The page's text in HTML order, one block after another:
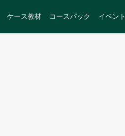
ケース教材 コースパック イベント